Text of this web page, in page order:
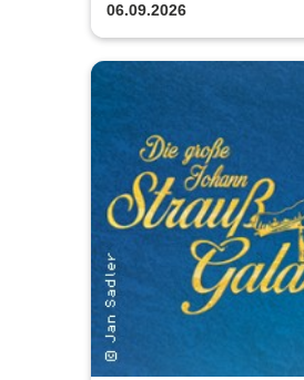
06.09.2026